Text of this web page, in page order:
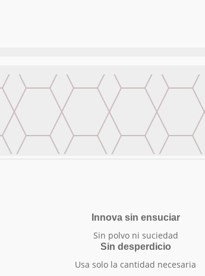
Innova sin ensuciar
Sin polvo ni suciedad
Sin desperdicio
Usa solo la cantidad necesaria